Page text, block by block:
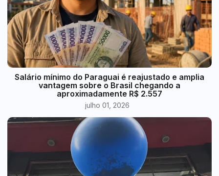
​Salário mínimo do Paraguai é reajustado e amplia
vantagem sobre o Brasil chegando a
aproximadamente R$ 2.557
julho 01, 2026